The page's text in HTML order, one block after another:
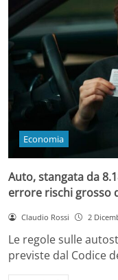
Economia
Auto, stangata da
errore rischi grosso
Claudio Rossi 2
Le regole sulle
previste dal Codice